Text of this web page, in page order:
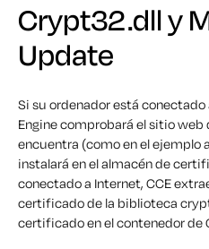
Crypt32.dll y
Update
Si su ordenador está
Engine comprobará el sitio
encuentra (como en el ejemplo
instalará en el almacén de
conectado a Internet, CCE
certificado de la biblioteca
certificado en el contenedor de